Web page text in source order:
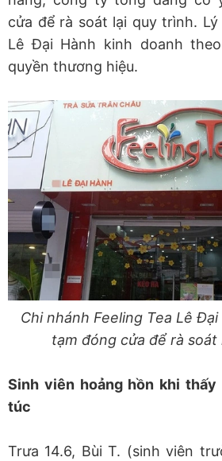
cửa để rà soát lại quy trình.
Lê Đại Hành kinh doanh
quyền thương hiệu.
Chi nhánh Feeling Tea Lê
tạm đóng cửa để rà soát
Sinh viên hoảng hồn khi
túc
Trưa 14.6, Bùi T. (sinh viên